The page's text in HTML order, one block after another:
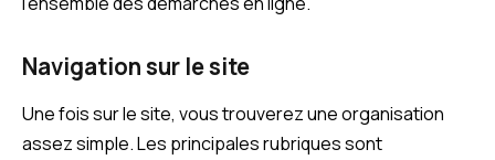
Navigation sur le site
Une fois sur le site, vous trouverez une organisation
assez simple. Les principales rubriques sont